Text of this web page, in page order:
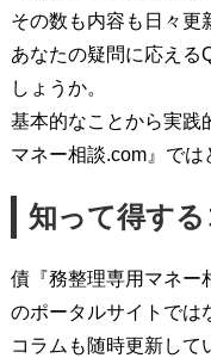
その数も内容も日々更
あなたの疑問に応える
しょうか。
基本的なことから実践
マネー相談.com』では
知って得す
債『務整理専用マネー
のポータルサイトでは
コラムも随時更新して